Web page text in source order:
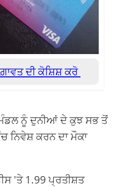
ਦੀ ਕੋਸ਼ਿਸ਼ ਕਰੋ
ਨੂੰ ਦੁਨੀਆਂ ਦੇ ਕੁਝ ਸਭ ਤੋਂ
ਨਿਵੇਸ਼ ਕਰਨ ਦਾ ਮੌਕਾ
'ਤੇ 1.99 ਪ੍ਰਤੀਸ਼ਤ